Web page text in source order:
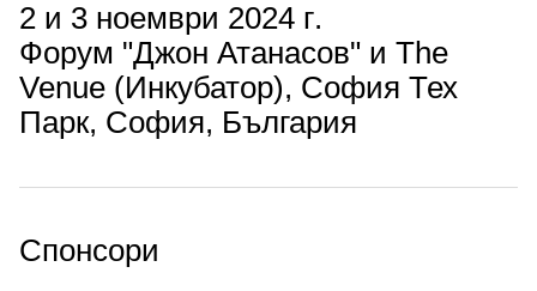
2 и 3 ноември 2024 г.
Форум "Джон Атанасов" и The
Venue (Инкубатор), София Тех
Парк, София, България
Спонсори